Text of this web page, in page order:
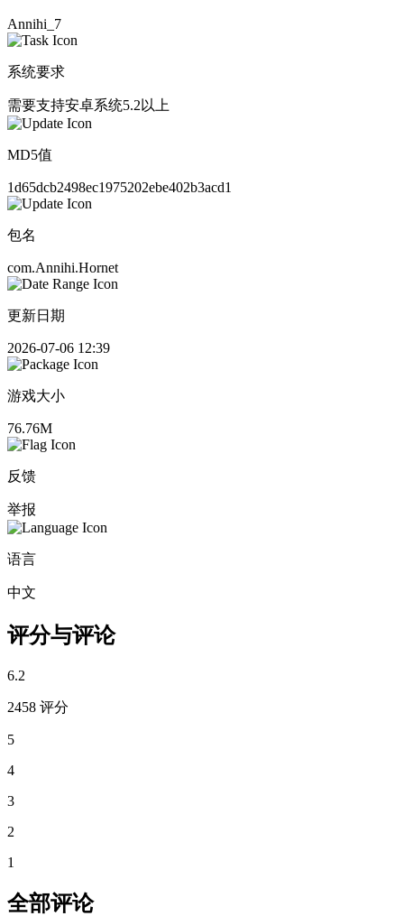
Annihi_7
系统要求
需要支持安卓系统5.2以上
MD5值
1d65dcb2498ec1975202ebe402b3acd1
包名
com.Annihi.Hornet
更新日期
2026-07-06 12:39
游戏大小
76.76M
反馈
举报
语言
中文
评分与评论
6.2
2458 评分
5
4
3
2
1
全部评论